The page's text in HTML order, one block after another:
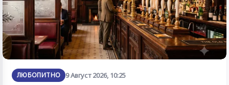
ЛЮБОПИТНО 9 Август 2026, 10:25